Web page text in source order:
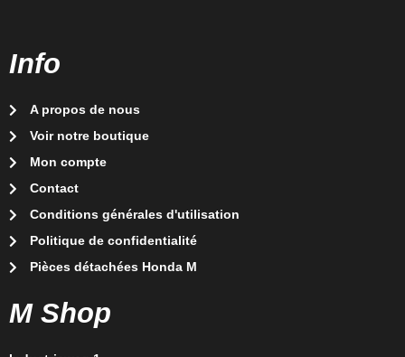
Info
A propos de nous
Voir notre boutique
Mon compte
Contact
Conditions générales d'utilisation
Politique de confidentialité
Pièces détachées Honda M
M Shop